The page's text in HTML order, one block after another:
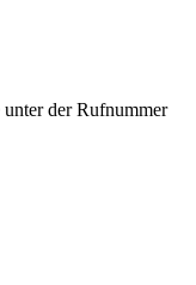
der Rufnummer